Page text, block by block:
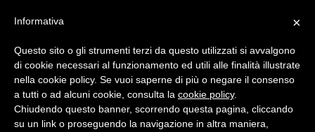
Login Registrazione
×
Informativa
Questo sito o gli strumenti terzi da questo utilizzati si avvalgono
di cookie necessari al funzionamento ed utili alle finalità illustrate
nella cookie policy. Se vuoi saperne di più o negare il consenso
a tutti o ad alcuni cookie, consulta la cookie policy.
Chiudendo questo banner, scorrendo questa pagina, cliccando
su un link o proseguendo la navigazione in altra maniera,